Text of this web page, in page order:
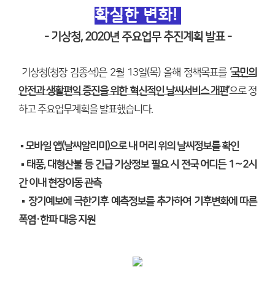
확실한 변화!
- 기상청, 2020년 주요업무 추진계획 발표 -
기상청(청장 김종석)은 2월 13일(목) 올해 정책목표를 ‘국민의
안전과 생활편익 증진을 위한 혁신적인 날씨서비스 개편’으로 정
하고 주요업무계획을 발표했습니다.
▪모바일 앱(날씨알리미)으로 내 머리 위의 날씨정보를 확인
▪ 태풍, 대형산불 등 긴급 기상정보 필요 시 전국 어디든 1∼2시
간 이내 현장이동 관측
▪ 장기예보에 극한기후 예측정보를 추가하여 기후변화에 따른
폭염·한파 대응 지원